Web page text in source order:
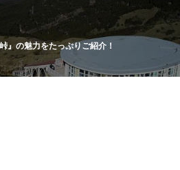
』の魅力をたっぷりご紹介！